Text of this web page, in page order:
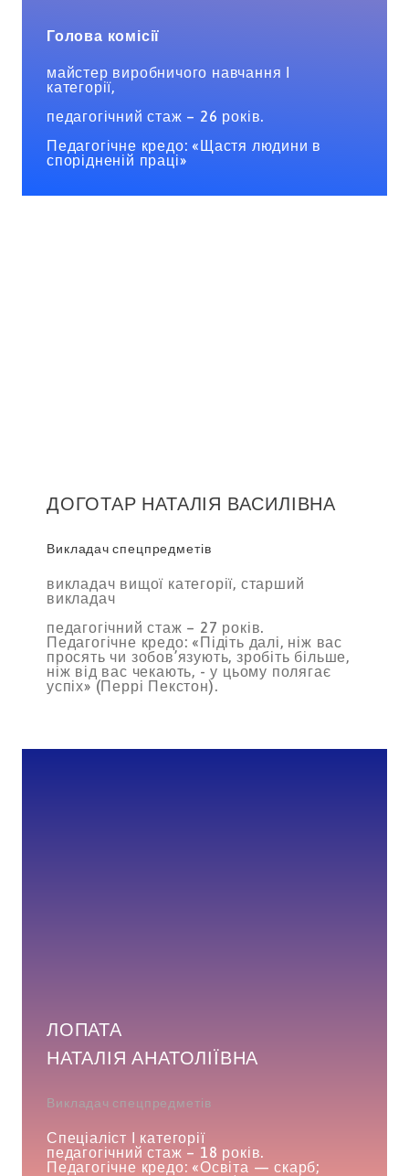
Голова комісії
майстер виробничого навчання І
категорії,
педагогічний стаж – 26 років.
Педагогічне кредо: «Щастя людини в
спорідненій праці»
ДОГОТАР НАТАЛІЯ ВАСИЛІВНА
Викладач спецпредметів
викладач вищої категорії, старший
викладач
педагогічний стаж – 27 років.
Педагогічне кредо: «Підіть далі, ніж вас
просять чи зобов’язують, зробіть більше,
ніж від вас чекають, - у цьому полягає
успіх» (Перрі Пекстон).
ЛОПАТА
НАТАЛІЯ АНАТОЛІЇВНА
Викладач спецпредметів
Спеціаліст І категорії
педагогічний стаж – 18 років.
Педагогічне кредо: «Освіта — скарб;